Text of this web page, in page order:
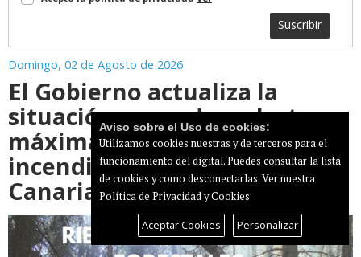
Suscribir
Domingo, 02 de Agosto de 2026
El Gobierno actualiza la
situación pasando a alerta
máxima por riesgo de
incendios forestales en Gran
Canaria
Aviso sobre el Uso de cookies:
Utilizamos cookies nuestras y de terceros para el
funcionamiento del digital. Puedes consultar la lista
de cookies y como desconectarlas.Ver nuestra
Política de Privacidad y Cookies
Aceptar Cookies Personalizar